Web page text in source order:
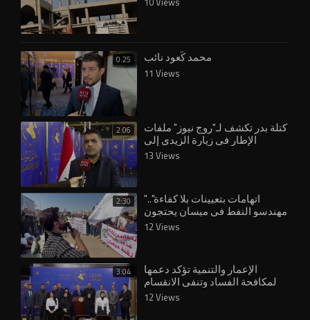
0:25 محمد كًعود نائب
11 Views
2:06 ⁣كتلة بدر تكشف لـ"روج نيوز" ملفات
الإطار في زيارة الزيدي إلى
واشنطن
13 Views
2:30 ⁣"اتهامات بتعيينات بلا كفاءة"..
مهندسو النفط في ميسان يحتجون
12 Views
3:04 الإعمار والتنمية تؤكد دعمها
لمكافحة الفساد وتنفي الانقسام
الداخلي
12 Views